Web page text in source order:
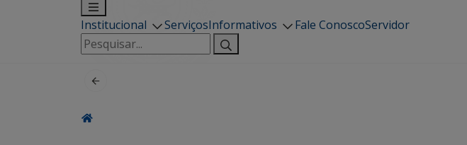
Institucional ServiçosInformativos Fale ConoscoServidor
Pesquisar
por: